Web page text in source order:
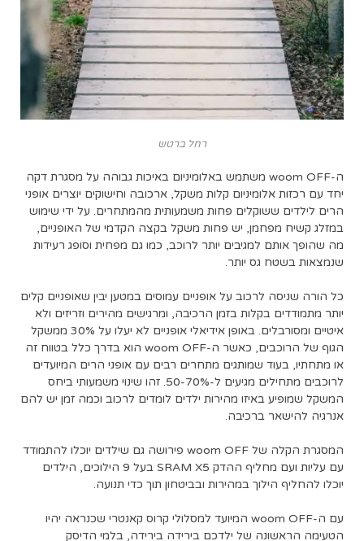
רחל ברטש
ה-woom OFF משתמש באלומיניום באיכות גבוהה על מסגרת דקה
יחד עם רכזות אלומיניום קלות משקל, ארכובה וחישוקים יוצרים אופני
הרים לילדים ששוקלים פחות משמעותית מהמתחרים. על ידי שימוש
במזלג קשיח מפחמן, יש פחות משקל בקצה הקדמי של האופניים,
מה שהופך אותם למגיבים יותר לרוכב, כמו גם מפחית וסופג רעידות
שנמצאות בשטח גס יותר.
כל הורה שניסה לרכוב על אופניים עמוסים במטען יבין שאופניים קלים
יותר מתמודדים בקלות בזמן הרכיבה, ומרגישים מהירים וזריזים ולא
איטיים ומסורבלים. באופן אידיאלי אופניים לא יעלו על 30% ממשקל
הגוף של הרוכבים, כאשר ה-woom OFF הוא בדרך כלל בטווח זה
או מתחתיו, בעוד שמותגים מתחרים רבים עם אופני הרים המיועדים
לרוכבים מתחילים מגיעים ל-50-70%. זהו שינוי משמעותי ביחס
המשקל שמופיע באיזו מהירות ילדים לומדים לרכוב וכמה זמן יש להם
אנרגיה להישאר ברכיבה.
המסגרת הקלה של woom OFF פירושה גם שילדים יוכלו להתמודד
עם עליות ועם מחליף ההדק SRAM X5 בעל 9 הילוכים, הילדים
יוכלו להחליף הילוך במהירות ובביטחון תוך כדי תנועה.
עם ה-woom OFF המיועד למסלולי קרוס קאנטרי שכנראה יהיו
הטעימה הראשונה של ילדכם בירידה בירידה, בלמי הדיסק